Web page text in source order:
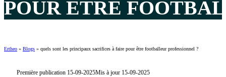
POUR ÊTRE
Ertheo » Blogs » quels sont les principaux sacrifices à faire pour être footballeur professionnel ?
Première publication 15-09-2025Mis à jour 15-09-2025